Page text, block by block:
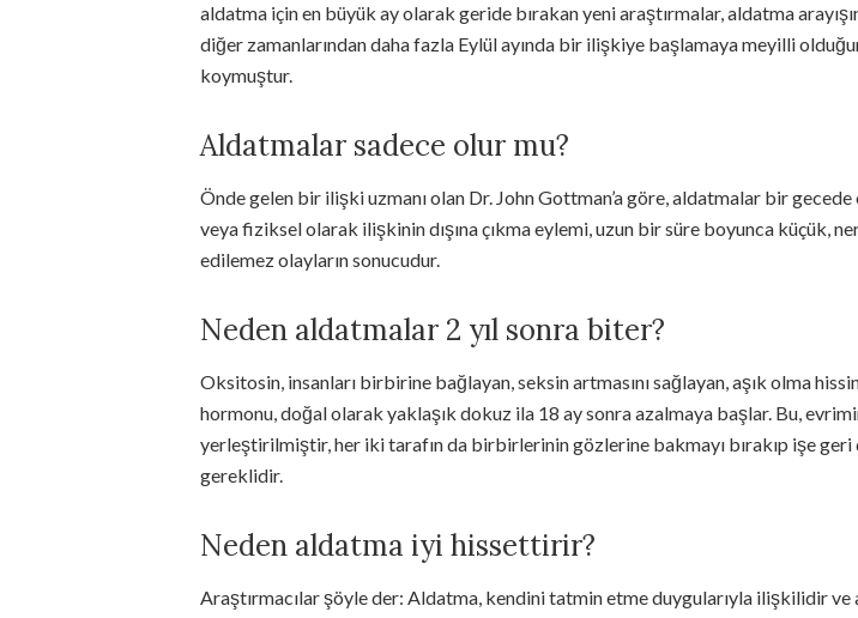
aldatma için en büyük ay olarak geride bırakan yeni araştırmalar, aldatma
diğer zamanlarından daha fazla Eylül ayında bir ilişkiye başlamaya meyilli
koymuştur.
Aldatmalar sadece olur mu?
Önde gelen bir ilişki uzmanı olan Dr. John Gottman’a göre, aldatmalar bir
veya fiziksel olarak ilişkinin dışına çıkma eylemi, uzun bir süre boyunca küçük,
edilemez olayların sonucudur.
Neden aldatmalar 2 yıl sonra biter?
Oksitosin, insanları birbirine bağlayan, seksin artmasını sağlayan, aşık olma
hormonu, doğal olarak yaklaşık dokuz ila 18 ay sonra azalmaya başlar. Bu,
yerleştirilmiştir, her iki tarafın da birbirlerinin gözlerine bakmayı bırakıp işe
gereklidir.
Neden aldatma iyi hissettirir?
Araştırmacılar şöyle der: Aldatma, kendini tatmin etme duygularıyla ilişkilidir